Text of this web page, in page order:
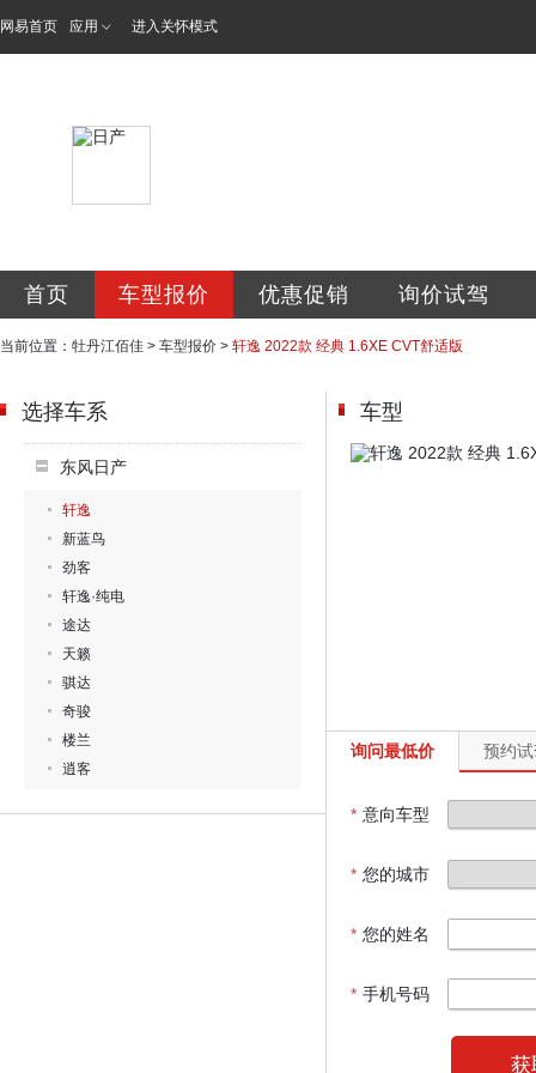
网易首页 应用 进入关怀模式
首页 车型报价 优惠促销 询价试驾
当前位置： 牡丹江佰佳 > 车型报价 > 轩逸 2022款 经典 1.6XE CVT舒适版
选择车系
东风日产
轩逸
新蓝鸟
劲客
轩逸·纯电
途达
天籁
骐达
奇骏
楼兰
逍客
车型
询问最低价 预约
* 意向车型
* 您的城市
* 您的姓名
* 手机号码
获